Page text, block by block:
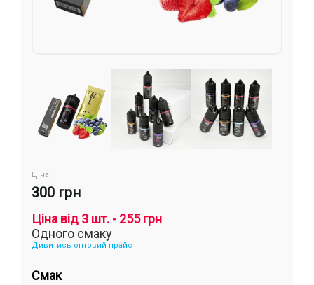
Ціна:
300 грн
Ціна від 3 шт. - 255 грн
Одного смаку
Дивитись оптовий прайс
Смак